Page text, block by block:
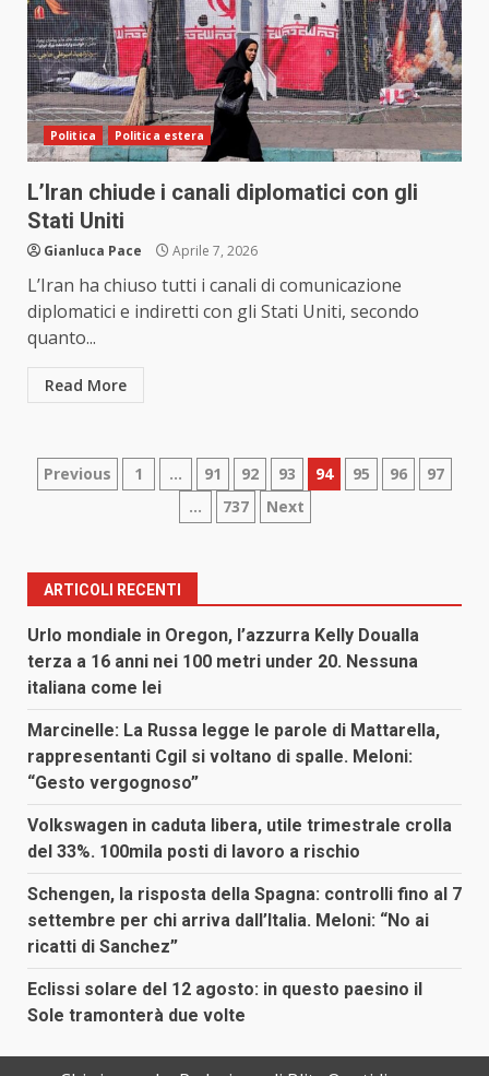
Politica Politica estera
L’Iran chiude i canali diplomatici con gli
Stati Uniti
Gianluca Pace Aprile 7, 2026
L’Iran ha chiuso tutti i canali di comunicazione
diplomatici e indiretti con gli Stati Uniti, secondo
quanto...
Read More
Paginazione
articoli
Previous 1 … 91 92 93 94 95 96
97
…
737 Next
ARTICOLI RECENTI
Urlo mondiale in Oregon, l’azzurra Kelly Doualla
terza a 16 anni nei 100 metri under 20. Nessuna
italiana come lei
Marcinelle: La Russa legge le parole di Mattarella,
rappresentanti Cgil si voltano di spalle. Meloni:
“Gesto vergognoso”
Volkswagen in caduta libera, utile trimestrale crolla
del 33%. 100mila posti di lavoro a rischio
Schengen, la risposta della Spagna: controlli fino al 7
settembre per chi arriva dall’Italia. Meloni: “No ai
ricatti di Sanchez”
Eclissi solare del 12 agosto: in questo paesino il
Sole tramonterà due volte